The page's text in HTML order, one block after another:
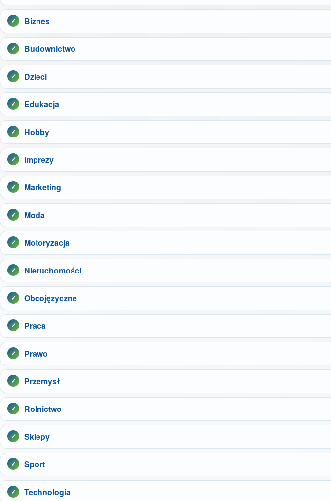
Biznes
Budownictwo
Dzieci
Edukacja
Hobby
Imprezy
Marketing
Moda
Motoryzacja
Nieruchomości
Obcojęzyczne
Praca
Prawo
Przemysł
Rolnictwo
Sklepy
Sport
Technologia